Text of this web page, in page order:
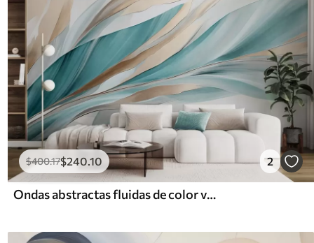
$400.17$240.10 2
Ondas abstractas fluidas de color verde azulado y amarillo, con formas y líneas finas, sobre un fondo blanco, arte texturizado.